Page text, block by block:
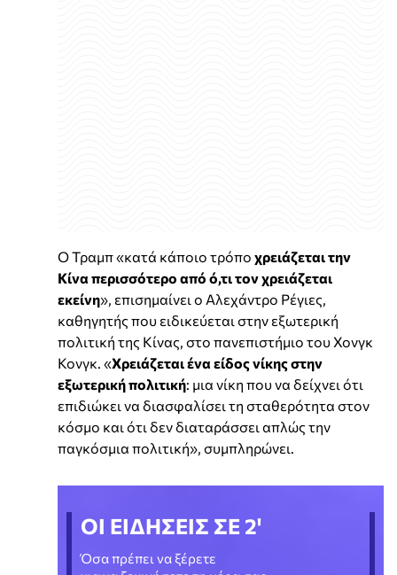
Ο Τραμπ «κατά κάποιο τρόπο χρειάζεται την
Κίνα περισσότερο από ό,τι τον χρειάζεται
εκείνη», επισημαίνει ο Αλεχάντρο Ρέγιες,
καθηγητής που ειδικεύεται στην εξωτερική
πολιτική της Κίνας, στο πανεπιστήμιο του Χονγκ
Κονγκ. «Χρειάζεται ένα είδος νίκης στην
εξωτερική πολιτική: μια νίκη που να δείχνει ότι
επιδιώκει να διασφαλίσει τη σταθερότητα στον
κόσμο και ότι δεν διαταράσσει απλώς την
παγκόσμια πολιτική», συμπληρώνει.
ΟΙ ΕΙΔΗΣΕΙΣ ΣΕ 2'
Όσα πρέπει να ξέρετε